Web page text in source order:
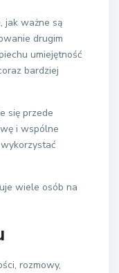
jak ważne są
drugim
umiejętność
bardziej
się przede
i wspólne
wiele osób na
rozmowy,